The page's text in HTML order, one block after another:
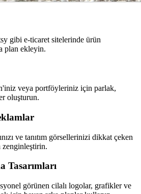
gibi e-ticaret sitelerinde ürün
plan ekleyin.
veya portföyleriniz için parlak,
oluşturun.
ve tanıtım görsellerinizi dikkat çeken
zenginleştirin.
Tasarımları
görünen cilalı logolar, grafikler ve